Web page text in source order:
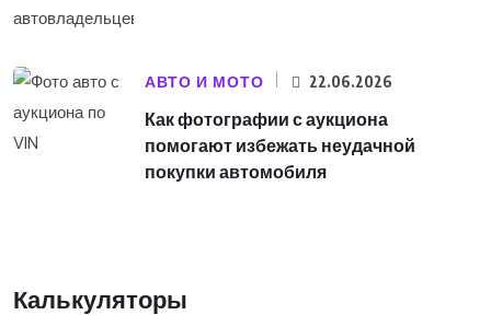
АВТО И МОТО 22.06.2026
Как фотографии с аукциона
помогают избежать неудачной
покупки автомобиля
Калькуляторы